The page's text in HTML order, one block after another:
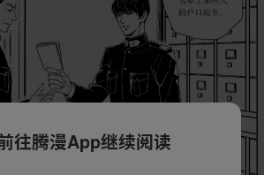
往腾漫App继续阅读